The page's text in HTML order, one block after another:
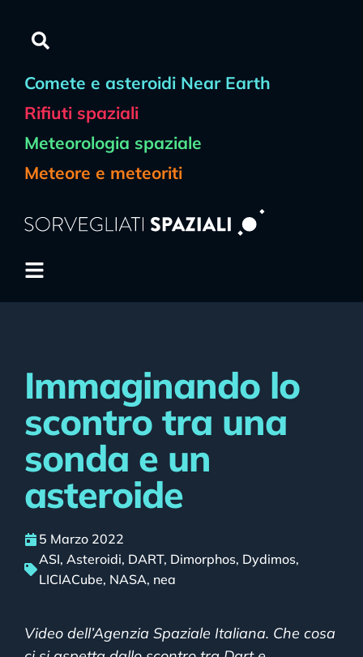
Comete e asteroidi Near Earth
Rifiuti spaziali
Meteorologia spaziale
Meteore e meteoriti
Immaginando lo
scontro tra una
sonda e un
asteroide
5 Marzo 2022
ASI, Asteroidi, DART, Dimorphos, Dydimos,
LICIACube, NASA, nea
Video dell’Agenzia Spaziale Italiana. Che cosa